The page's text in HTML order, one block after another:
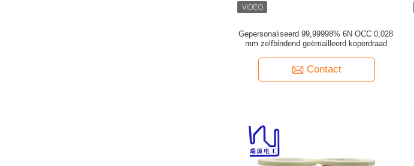
Gepersonaliseerd 99,99998% 6N OCC 0,028
mm zelfbindend geëmailleerd koperdraad
Contact